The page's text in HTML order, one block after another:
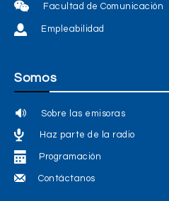
Facultad de Comunicación
Empleabilidad
Somos
Sobre las emisoras
Haz parte de la radio
Programación
Contáctanos